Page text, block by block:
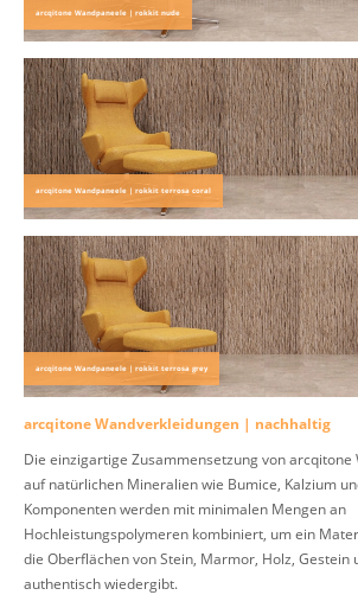
arcqitone Wandpaneele | rokkit nude
arcqitone Wandpaneele | rokkit terrosa coral
arcqitone Wandpaneele | rokkit terrosa grey
arcqitone Wandverkleidungen | nachhaltig
Die einzigartige Zusammensetzung von
auf natürlichen Mineralien wie Bumice, Kalzium
Komponenten werden mit minimalen Mengen an
Hochleistungspolymeren kombiniert, um ein
die Oberflächen von Stein, Marmor, Holz, Gestein
authentisch wiedergibt.